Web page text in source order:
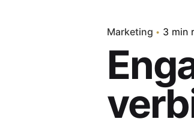
Marketing 3 min